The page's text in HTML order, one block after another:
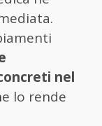
nel
lo rende